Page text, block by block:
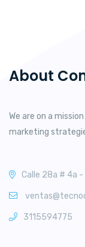
About
We are on a
marketing
Calle 28a # 4a -
3115594775